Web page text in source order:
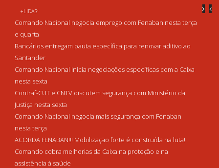
+LIDAS:
Comando Nacional negocia emprego com Fenaban nesta terça
e quarta
Bancários entregam pauta específica para renovar aditivo ao
Santander
Comando Nacional inicia negociações específicas com a Caixa
nesta sexta
Contraf-CUT e CNTV discutem segurança com Ministério da
Justiça nesta sexta
Comando Nacional negocia mais segurança com Fenaban
nesta terça
ACORDA FENABAN!!! Mobilização forte é construída na luta!
Comando cobra melhorias da Caixa na proteção e na
assistência à saúde